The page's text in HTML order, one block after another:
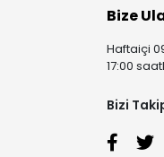
Bize
Haftaiçi
17:00
Bizi